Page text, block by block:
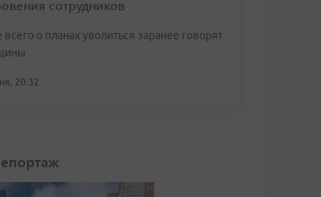
сотрудников
о планах уволиться заранее говорят
20:32